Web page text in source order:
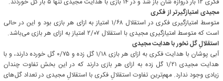
فکری ۱۲ بار دروازه شان باز شد و در ۱۴ بازی با هدایت مجیدی تنها ۵ بار گل خوردند.
مجیدی امتیازگیرتر از فکری
متوسط امتیازگیری فکری در استقلال ۱/۶۸ امتیاز به ازای هر بازی بود و این در حالی
است که متوسط امتیازگیری مجیدی با استقلال ۲/۰۷ امتیاز به ازای هر بازی می‌باشد.
استقلالِ گل نخور با هدایت مجیدی
آبی پوشان با هدایت فکری به ازای هر بازی ۱/۱۸ گل زده و ۰/۷۵ گل خورده دارند، و با
هدایت مجیدی ۱/۲۱ گل زده به ازای هر بازی دارند که در این بخش تفاوت چندان
زیادی وجود ندارد. مهم‌ترین تفاوت استقلالِ فکری با استقلالِ مجیدی در تعداد گل‌های